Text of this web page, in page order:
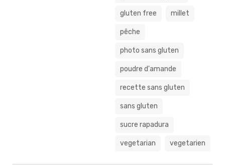
gluten free millet
pêche
photo sans gluten
poudre d'amande
recette sans gluten
sans gluten
sucre rapadura
vegetarian vegetarien